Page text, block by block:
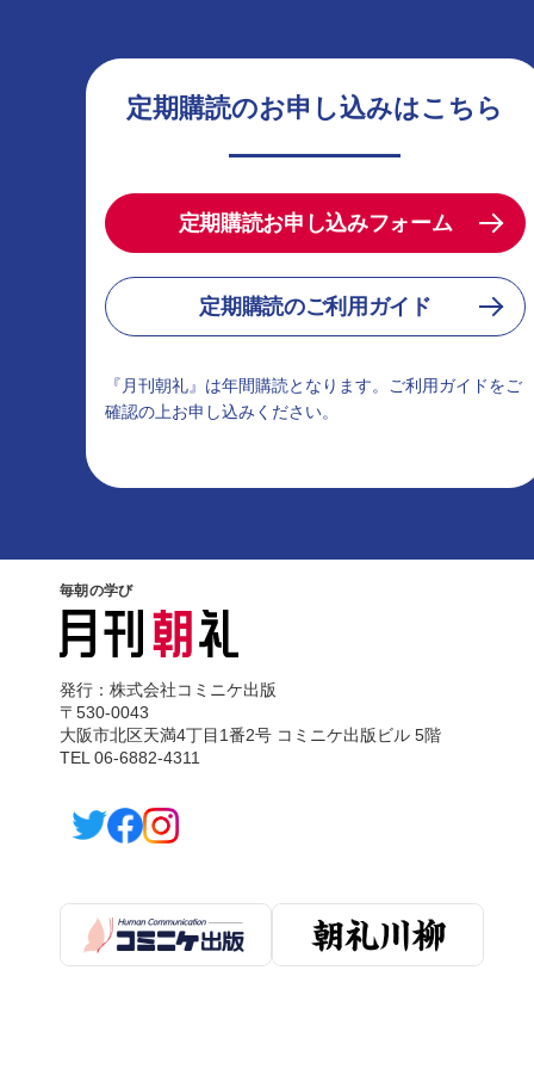
定期購読のお申し込みはこちら
定期購読お申し込みフォーム
定期購読のご利用ガイド
『月刊朝礼』は年間購読となります。ご利用ガイドをご
確認の上お申し込みください。
毎朝の学び
発行：株式会社コミニケ出版
〒530-0043
大阪市北区天満4丁目1番2号 コミニケ出版ビル 5階
TEL 06-6882-4311